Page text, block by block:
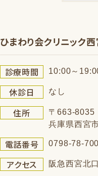
ひまわり会クリニック
診療時間 10:00～
休診日 なし
住所
〒663-8035
兵庫県西宮
電話番号 0798-78-
アクセス 阪急西宮北